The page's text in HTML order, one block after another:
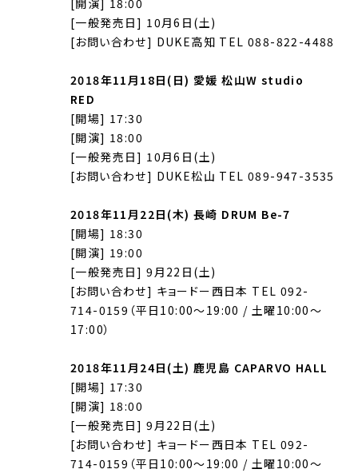
[一般発売日] 10月6日(土)
[お問い合わせ] DUKE高知 TEL 088-822-4488
2018年11月18日(日) 愛媛 松山W studio
RED
[開場] 17:30
[開演] 18:00
[一般発売日] 10月6日(土)
[お問い合わせ] DUKE松山 TEL 089-947-3535
2018年11月22日(木) 長崎 DRUM Be-7
[開場] 18:30
[開演] 19:00
[一般発売日] 9月22日(土)
[お問い合わせ] キョードー西日本 TEL 092-
714-0159（平日10:00～19:00 / 土曜10:00～
17:00）
2018年11月24日(土) 鹿児島 CAPARVO HALL
[開場] 17:30
[開演] 18:00
[一般発売日] 9月22日(土)
[お問い合わせ] キョードー西日本 TEL 092-
714-0159（平日10:00～19:00 / 土曜10:00～